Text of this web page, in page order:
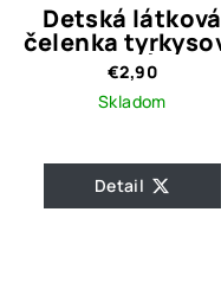
Detská látková
čelenka
s labuťami
€2,90
Skladom
Detail